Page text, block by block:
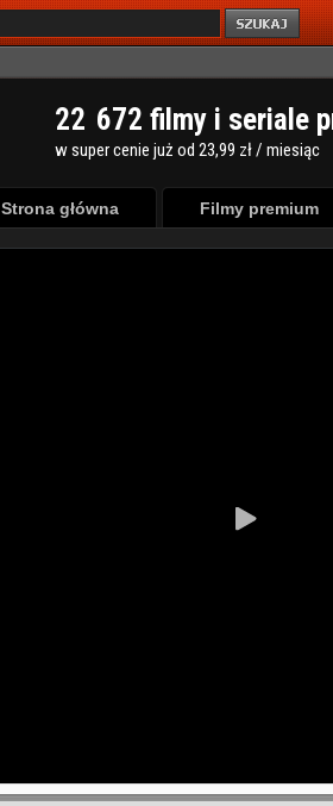
22 672 filmy i seriale
w super cenie już od 23,99 zł / miesiąc
Strona główna Filmy premium